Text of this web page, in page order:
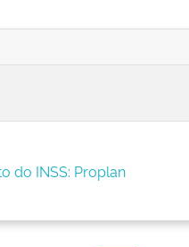
do INSS: Proplan